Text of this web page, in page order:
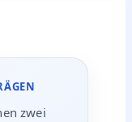
zwei